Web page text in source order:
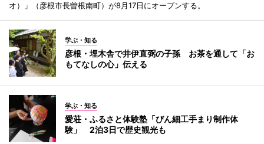
オ）」（彦根市長曽根南町）が8月17日にオープンする。
学ぶ・知る
彦根・埋木舎で井伊直弼の子孫 お茶を通して「お
もてなしの心」伝える
学ぶ・知る
愛荘・ふるさと体験塾「びん細工手まり制作体
験」 2泊3日で歴史観光も